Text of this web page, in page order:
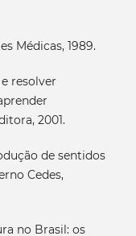
Médicas, 1989.
e resolver
2001.
de sentidos
Cedes,
no Brasil: os